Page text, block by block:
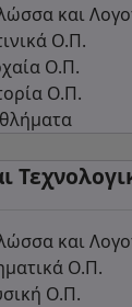
και
Ο.Π.
Ο.Π.
Ο.Π.
και
Ο.Π.
Ο.Π.